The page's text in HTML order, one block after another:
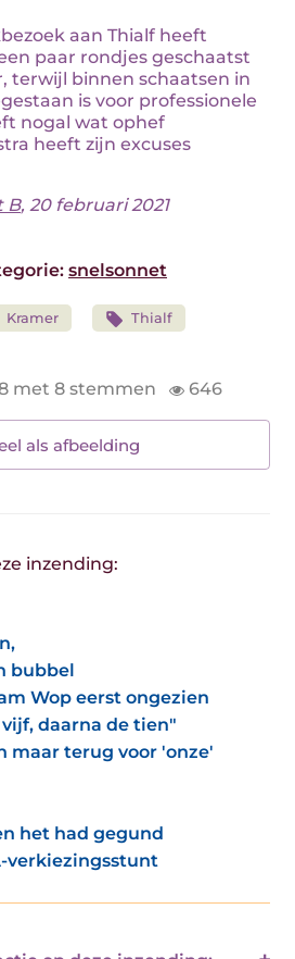
aan Thialf heeft
paar rondjes geschaatst
terwijl binnen schaatsen in
is voor professionele
nogal wat ophef
heeft zijn excuses
B, 20 februari 2021
snelsonnet
Kramer Thialf
met 8 stemmen 646
als afbeelding
inzending:
bubbel
Wop eerst ongezien
daarna de tien"
maar terug voor 'onze'
het had gegund
verkiezingsstunt